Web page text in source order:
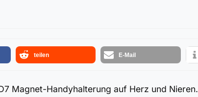
teilen E-Mail
Magnet-Handyhalterung auf Herz und Nieren.